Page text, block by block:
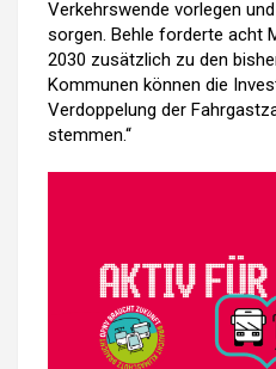
Verkehrswende vorlegen
sorgen. Behle forderte acht
2030 zusätzlich zu den
Kommunen können die
Verdoppelung der
stemmen.“